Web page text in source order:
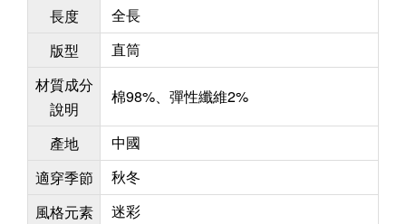
長度
全長
版型
直筒
材質成分
說明
棉98%、彈性纖維2%
產地
中國
適穿季節
秋冬
風格元素
迷彩